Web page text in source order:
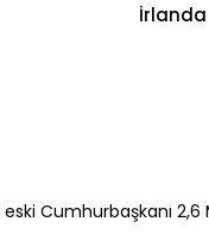
İrlanda
Cumhurbaşkanı 2,6